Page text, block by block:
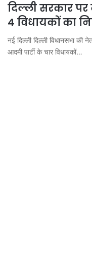
दिल्ली सरकार
4 विधायकों का
नई दिल्ली दिल्ली विधानसभा की
आदमी पार्टी के चार विधायकों…